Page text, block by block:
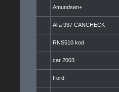
Amundsen+
Alfa 937 CANCHECK
RNS510 kod
car 2003
Ford